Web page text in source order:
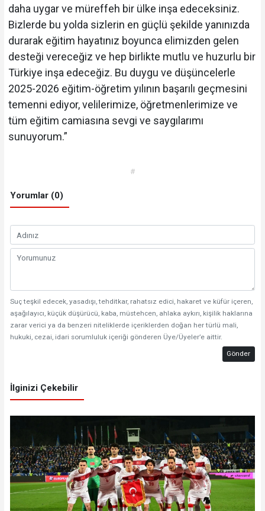
daha uygar ve müreffeh bir ülke inşa edeceksiniz.
Bizlerde bu yolda sizlerin en güçlü şekilde yanınızda
durarak eğitim hayatınız boyunca elimizden gelen
desteği vereceğiz ve hep birlikte mutlu ve huzurlu bir
Türkiye inşa edeceğiz. Bu duygu ve düşüncelerle
2025-2026 eğitim-öğretim yılının başarılı geçmesini
temenni ediyor, velilerimize, öğretmenlerimize ve
tüm eğitim camiasına sevgi ve saygılarımı
sunuyorum.”
#
Yorumlar (0)
Suç teşkil edecek, yasadışı, tehditkar, rahatsız edici, hakaret ve küfür içeren,
aşağılayıcı, küçük düşürücü, kaba, müstehcen, ahlaka aykırı, kişilik haklarına
zarar verici ya da benzeri niteliklerde içeriklerden doğan her türlü mali,
hukuki, cezai, idari sorumluluk içeriği gönderen Üye/Üyeler’e aittir.
Gönder
İlginizi Çekebilir